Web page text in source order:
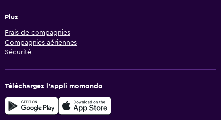
Plus
Frais de compagnies
Compagnies aériennes
Sécurité
Téléchargez l’appli momondo